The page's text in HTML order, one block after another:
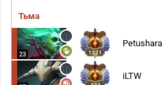
Тьма
23 1221
Petushara
iLTW